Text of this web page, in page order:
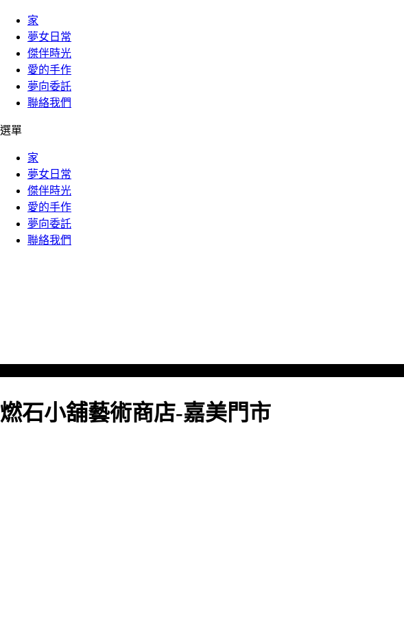
家
夢女日常
傑伴時光
愛的手作
夢向委託
聯絡我們
選單
家
夢女日常
傑伴時光
愛的手作
夢向委託
聯絡我們
燃石小舖藝術商店-嘉美門市